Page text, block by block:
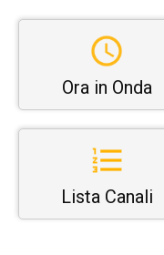
Ora in Onda
Lista Canali